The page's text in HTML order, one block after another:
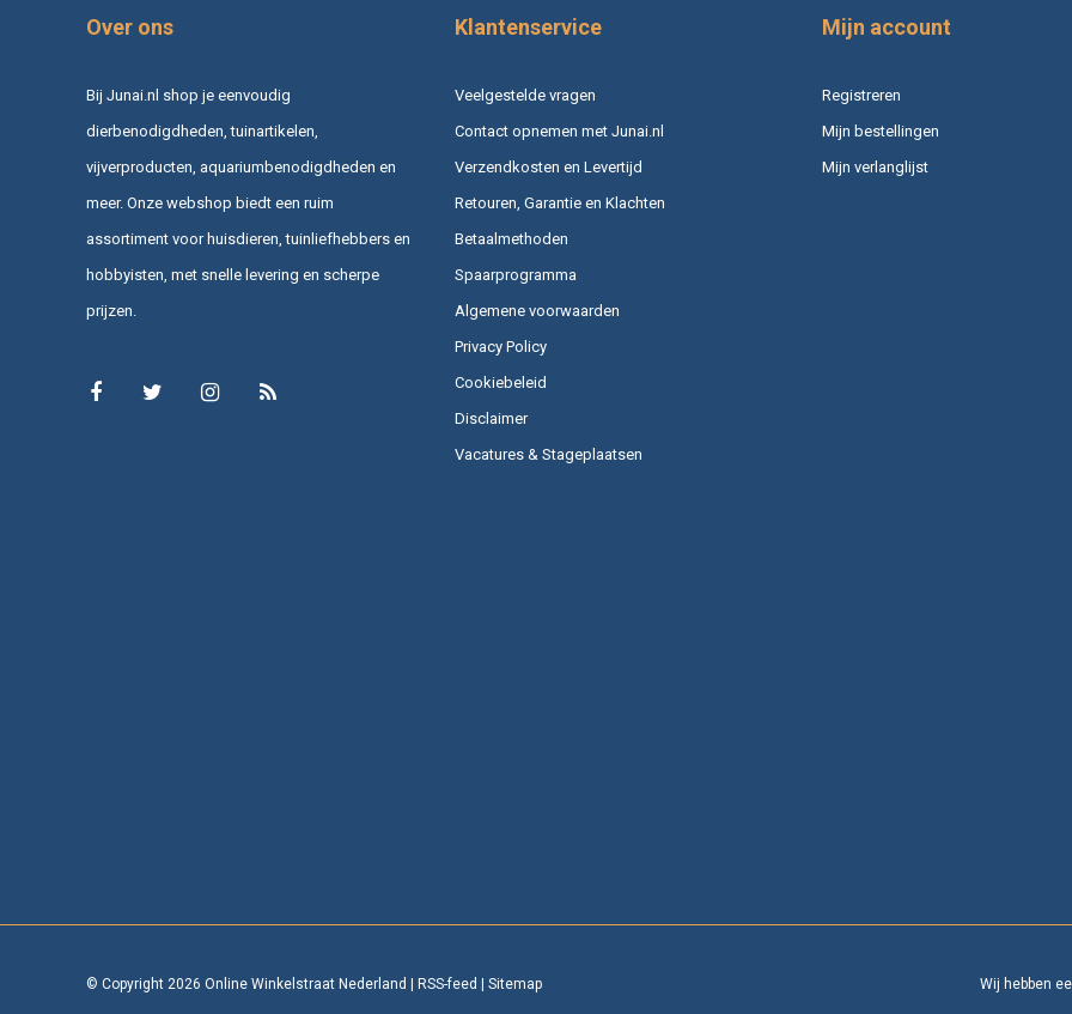
Over ons
Bij Junai.nl shop je eenvoudig
dierbenodigdheden, tuinartikelen,
vijverproducten, aquariumbenodigdheden en
meer. Onze webshop biedt een ruim
assortiment voor huisdieren, tuinliefhebbers en
hobbyisten, met snelle levering en scherpe
prijzen.
Klantenservice
Veelgestelde vragen
Contact opnemen met Junai.nl
Verzendkosten en Levertijd
Retouren, Garantie en Klachten
Betaalmethoden
Spaarprogramma
Algemene voorwaarden
Privacy Policy
Cookiebeleid
Disclaimer
Vacatures & Stageplaatsen
Mijn account
Registreren
Mijn bestellingen
Mijn verlanglijst
© Copyright 2026 Online Winkelstraat Nederland | RSS-feed | Sitemap Wij hebben